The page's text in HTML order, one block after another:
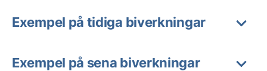
Exempel på tidiga biverkningar
Exempel på sena biverkningar